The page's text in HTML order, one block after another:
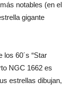
notables (en el
gigante
los 60´s “Star
NGC 1662 es
estrellas dibujan,